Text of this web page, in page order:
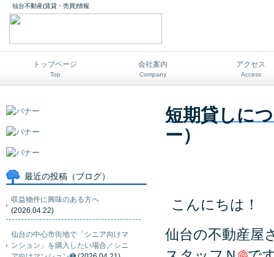
仙台不動産(賃貸・売買)情報
トップページ
Top
会社案内
Company
アクセス
Access
短期貸しに
ー）
こんにちは！
仙台の不動産屋
最近の投稿（ブログ）
収益物件に興味のある方へ
(2026.04.22)
仙台の中心市街地で「シニア向けマ
ンション」を購入したい場合／シニ